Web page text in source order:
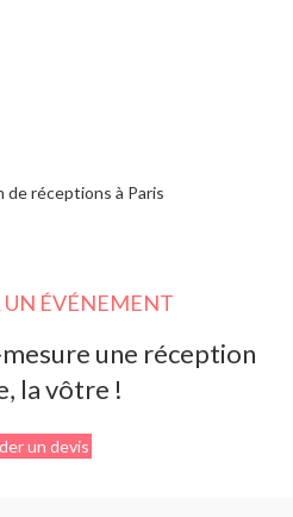
UN ÉVÉNEMENT
une réception
la vôtre !
un devis